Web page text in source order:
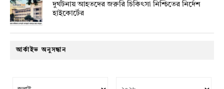
দুর্ঘটনায় আহতদের জরুরি চিকিৎসা নিশ্চিতের নির্দেশ
হাইকোর্টের
আর্কাইভ অনুসন্ধান